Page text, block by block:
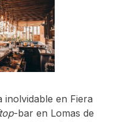
inolvidable en Fiera
-bar en Lomas de